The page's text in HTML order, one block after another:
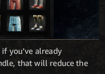
you’ve already
that will reduce the